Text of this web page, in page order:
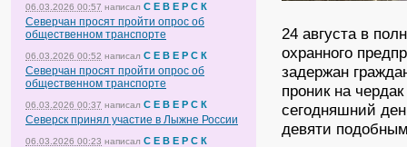
06.03.2026 00:57 написал С Е В Е Р С К
Северчан просят пройти опрос об
общественном транспорте
06.03.2026 00:52 написал С Е В Е Р С К
Северчан просят пройти опрос об
общественном транспорте
06.03.2026 00:37 написал С Е В Е Р С К
Северск принял участие в Лыжне России
06.03.2026 00:23 написал С Е В Е Р С К
24 августа в
охранного
задержан
проник на
сегодняшний
девяти